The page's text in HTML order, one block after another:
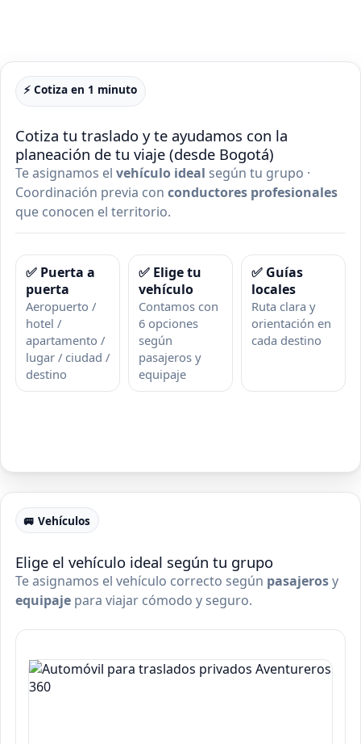
⚡ Cotiza en 1 minuto
Cotiza tu traslado y te ayudamos con la
planeación de tu viaje (desde Bogotá)
Te asignamos el vehículo ideal según tu grupo ·
Coordinación previa con conductores profesionales
que conocen el territorio.
✅ Puerta a
puerta
Aeropuerto /
hotel /
apartamento /
lugar / ciudad /
destino
✅ Elige tu
vehículo
Contamos con
6 opciones
según
pasajeros y
equipaje
✅ Guías
locales
Ruta clara y
orientación en
cada destino
🚐 Vehículos
Elige el vehículo ideal según tu grupo
Te asignamos el vehículo correcto según pasajerosy
equipajepara viajar cómodo y seguro.